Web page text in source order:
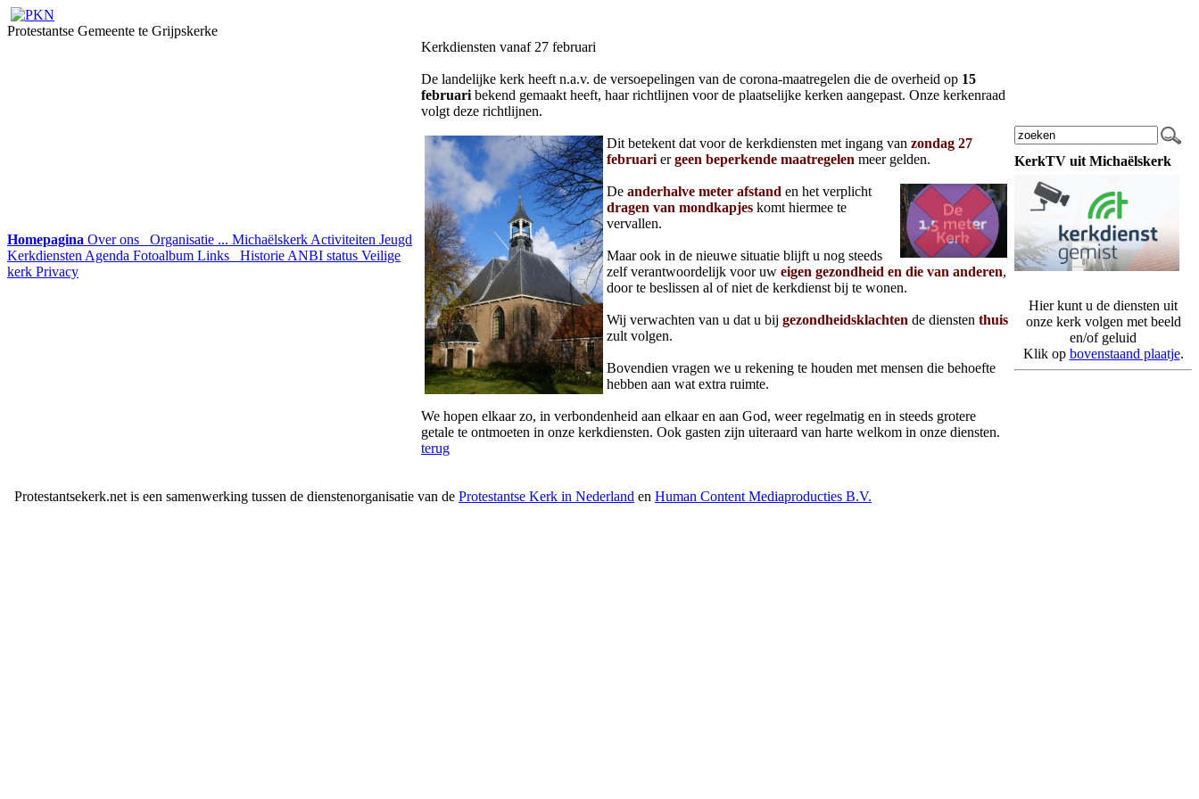
Protestantse Gemeente te Grijpskerke
Homepagina Over ons Organisatie ... Michaëlskerk Activiteiten Jeugd
Kerkdiensten Agenda Fotoalbum Links Historie ANBI status Veilige
kerk Privacy
Kerkdiensten vanaf 27 februari
De landelijke kerk heeft n.a.v. de versoepelingen van de corona-maatregelen die de overheid op 15
februari bekend gemaakt heeft, haar richtlijnen voor de plaatselijke kerken aangepast. Onze kerkenraad
volgt deze richtlijnen.
Dit betekent dat voor de kerkdiensten met ingang van zondag 27
februari ergeen beperkende maatregelen meer gelden.
De anderhalve meter afstand en het verplicht
dragen van mondkapjes komt hiermee te
vervallen.
Maar ook in de nieuwe situatie blijft u nog steeds
zelf verantwoordelijk voor uw eigen gezondheid en die van anderen,
door te beslissen al of niet de kerkdienst bij te wonen.
Wij verwachten van u dat u bij gezondheidsklachten de diensten thuis
zult volgen.
Bovendien vragen we u rekening te houden met mensen die behoefte
hebben aan wat extra ruimte.
We hopen elkaar zo, in verbondenheid aan elkaar en aan God, weer regelmatig en in steeds grotere
getale te ontmoeten in onze kerkdiensten. Ook gasten zijn uiteraard van harte welkom in onze diensten.
terug
KerkTV uit Michaëlskerk
Hier kunt u de diensten uit
onze kerk volgen met beeld
en/of geluid
Klik op bovenstaand plaatje.
Protestantsekerk.net is een samenwerking tussen de dienstenorganisatie van de Protestantse Kerk in Nederland en Human Content Mediaproducties B.V.